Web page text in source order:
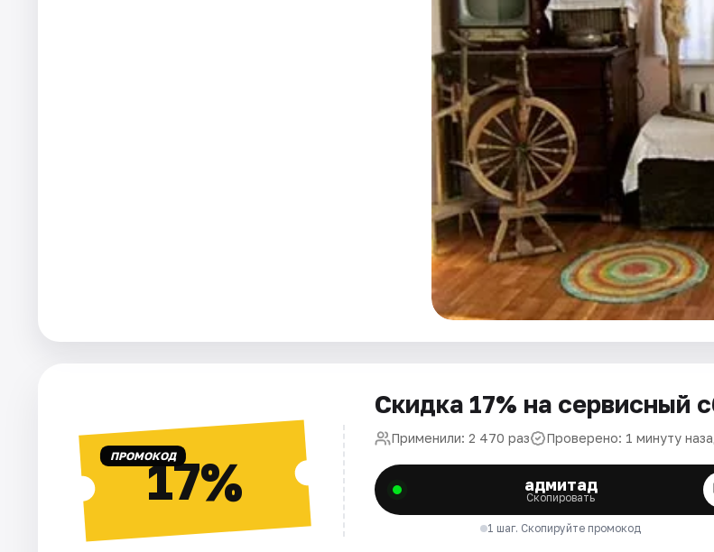
ПРОМОКОД17%
Скидка 17% на сервисный
Применили: 2 470 раз Проверено: 1 минуту
адмитад
Скопировать
1 шаг. Скопируйте промокод